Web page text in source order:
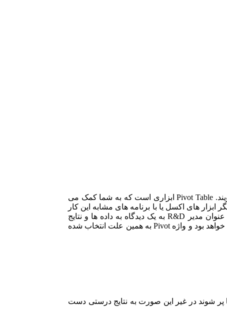
یکی از بهترین ابزار های گزارش گیری در اکسل ابزار PivotTable می باشد. PivotTable را در ترجمه جداول محوری یا جداول لولایی می گویند. Pivot Table ابزاری است که به شما کمک می
ابزار های اکسل یا با برنامه های مشابه این کار
را بکنید کاری بس دشوار و خسته کننده خواهد بود.PivotTable برای هر نوع دیدگاه و تفکری ساخته شده است. یعنی ممکن است شما به عنوان مدیر R&D به یک دیدگاه به داده ها و نتایج
حاصل از آن نگاه کنید. ولی مدیر مالی به همان داده ها به یک دیدگاه دیگر نگاه کند.PivotTable در اینجا برای هر شخص با هر تفکری مناسب خواهد بود و واژه Pivot به همین علت انتخاب شده
پر شوند در غیر این صورت به نتایج درستی دست